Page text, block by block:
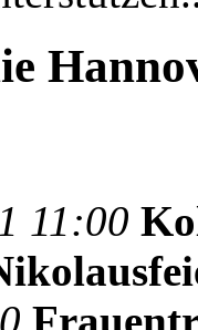
11:00